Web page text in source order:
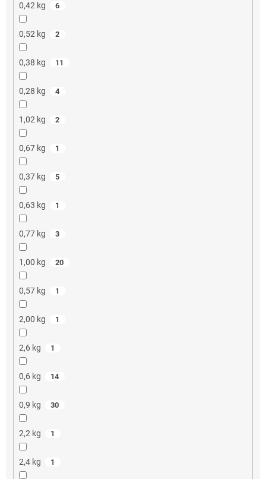
0,42 kg 6
0,52 kg 2
0,38 kg 11
0,28 kg 4
1,02 kg 2
0,67 kg 1
0,37 kg 5
0,63 kg 1
0,77 kg 3
1,00 kg 20
0,57 kg 1
2,00 kg 1
2,6 kg 1
0,6 kg 14
0,9 kg 30
2,2 kg 1
2,4 kg 1